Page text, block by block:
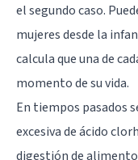
el segundo caso.
mujeres desde la
calcula que una de
momento de su vida.
En tiempos pasados
excesiva de ácido
digestión de